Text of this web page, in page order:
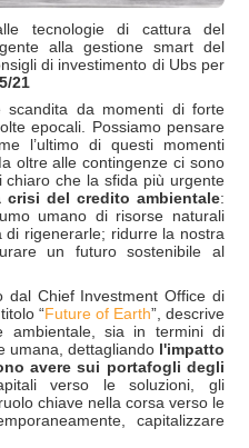
tecnologie di cattura del
alla gestione smart del
di investimento di Ubs per
21
da momenti di forte
epocali. Possiamo pensare
l’ultimo di questi momenti
oltre alle contingenze ci sono
che la sfida più urgente
crisi del credito ambientale:
umano di risorse naturali
di rigenerarle; ridurre la nostra
un futuro sostenibile al
Chief Investment Office di
“Future of Earth”, descrive
ambientale, sia in termini di
umana, dettagliando l'impatto
avere sui portafogli degli
verso le soluzioni, gli
chiave nella corsa verso le
capitalizzare